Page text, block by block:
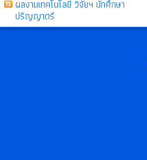
ผลงานเทคโนโลยี วิจัยฯ นักศึกษา
ปริญญาตรี